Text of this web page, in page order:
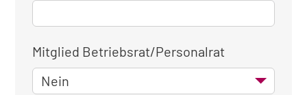
Mitglied Betriebsrat/Personalrat